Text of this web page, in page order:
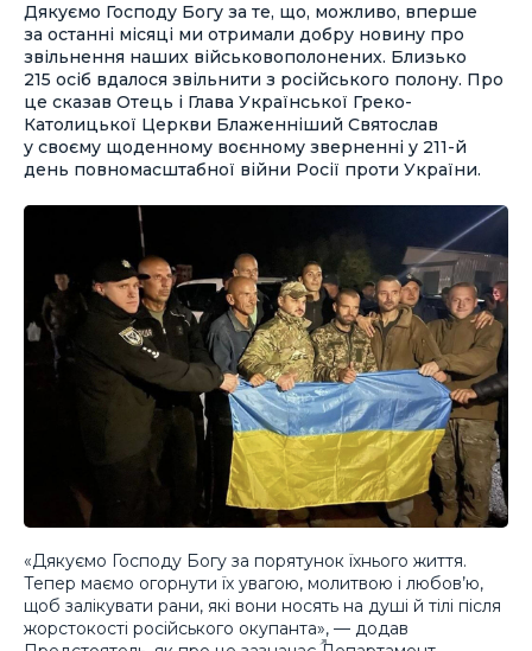
Дякуємо Господу Богу за те, що, можливо, вперше
за останні місяці ми отримали добру новину про
звільнення наших військовополонених. Близько
215 осіб вдалося звільнити з російського полону. Про
це сказав Отець і Глава Української Греко-
Католицької Церкви Блаженніший Святослав
у своєму щоденному воєнному зверненні у 211-й
день повномасштабної війни Росії проти України.
«Дякуємо Господу Богу за порятунок їхнього життя.
Тепер маємо огорнути їх увагою, молитвою і любов’ю,
щоб залікувати рани, які вони носять на душі й тілі після
жорстокості російського окупанта», — додав